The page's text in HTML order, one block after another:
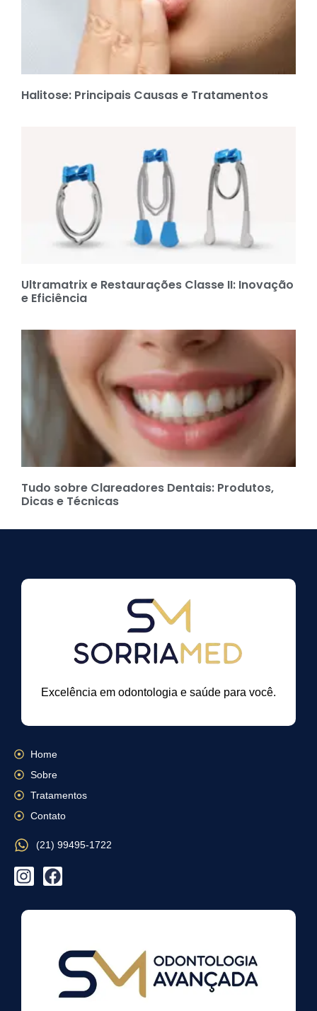
Halitose: Principais Causas e Tratamentos
Ultramatrix e Restaurações Classe II: Inovação
e Eficiência
Tudo sobre Clareadores Dentais: Produtos,
Dicas e Técnicas
Excelência em odontologia e saúde para você.
Home
Sobre
Tratamentos
Contato
(21) 99495-1722